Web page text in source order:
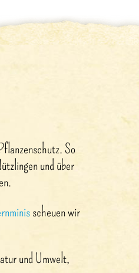
So
und über
scheuen wir
und Umwelt,